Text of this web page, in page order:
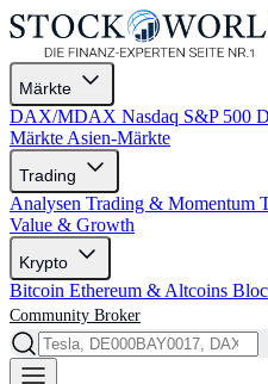
Märkte
DAX/MDAX Nasdaq S&P 500
Märkte Asien-Märkte
Trading
Analysen Trading & Momentum
Value & Growth
Krypto
Bitcoin Ethereum & Altcoins
Community Broker